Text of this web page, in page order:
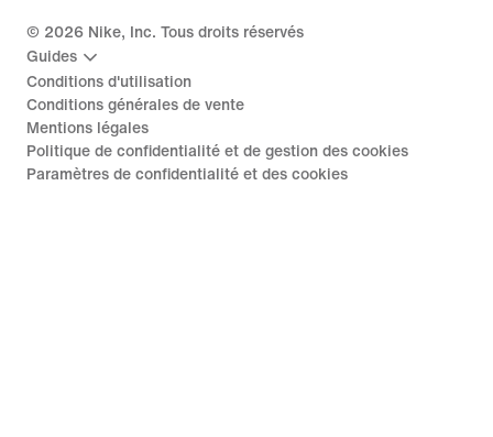
© 2026 Nike, Inc. Tous droits réservés
Guides
Conditions d'utilisation
Conditions générales de vente
Mentions légales
Politique de confidentialité et de gestion des cookies
Paramètres de confidentialité et des cookies